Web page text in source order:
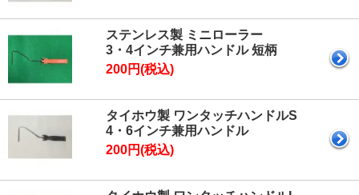
ステンレス製 ミニローラー
3・4インチ兼用ハンドル 短柄
200円(税込)
タイホウ製 ワンタッチハンドルS
4・6インチ兼用ハンドル
200円(税込)